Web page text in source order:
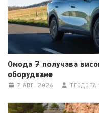
Омода 7 получава
оборудване
7 АВГ. 2026 ТЕОДОРА